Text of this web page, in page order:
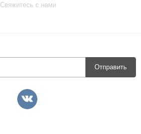
Свяжитесь с нами
Отправить